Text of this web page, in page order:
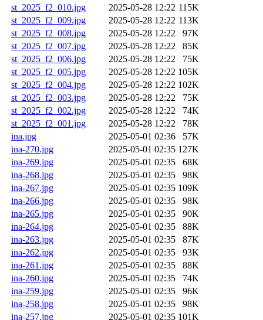
st_2025_f2_010.jpg
2025-05-28 12:22 115K
st_2025_f2_009.jpg
2025-05-28 12:22 113K
st_2025_f2_008.jpg
2025-05-28 12:22
97K
st_2025_f2_007.jpg
2025-05-28 12:22
85K
st_2025_f2_006.jpg
2025-05-28 12:22
75K
st_2025_f2_005.jpg
2025-05-28 12:22 105K
st_2025_f2_004.jpg
2025-05-28 12:22 102K
st_2025_f2_003.jpg
2025-05-28 12:22
75K
st_2025_f2_002.jpg
2025-05-28 12:22
74K
st_2025_f2_001.jpg
2025-05-28 12:22
78K
ina.jpg
2025-05-01 02:36
57K
ina-270.jpg
2025-05-01 02:35 127K
ina-269.jpg
2025-05-01 02:35
68K
ina-268.jpg
2025-05-01 02:35
98K
ina-267.jpg
2025-05-01 02:35 109K
ina-266.jpg
2025-05-01 02:35
98K
ina-265.jpg
2025-05-01 02:35
90K
ina-264.jpg
2025-05-01 02:35
88K
ina-263.jpg
2025-05-01 02:35
87K
ina-262.jpg
2025-05-01 02:35
93K
ina-261.jpg
2025-05-01 02:35
88K
ina-260.jpg
2025-05-01 02:35
74K
ina-259.jpg
2025-05-01 02:35
96K
ina-258.jpg
2025-05-01 02:35
98K
ina-257.jpg
2025-05-01 02:35 101K